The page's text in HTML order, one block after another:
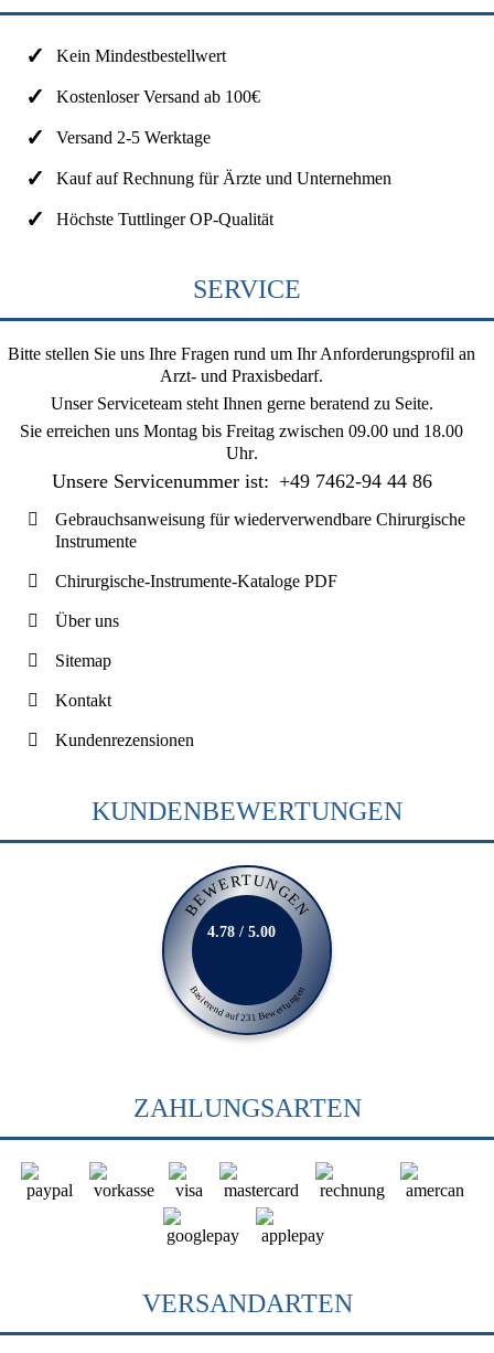
Kein Mindestbestellwert
Kostenloser Versand ab 100€
Versand 2-5 Werktage
Kauf auf Rechnung für Ärzte und Unternehmen
Höchste Tuttlinger OP-Qualität
SERVICE
Bitte stellen Sie uns Ihre Fragen rund um Ihr Anforderungsprofil an
Arzt- und Praxisbedarf.
Unser Serviceteam steht Ihnen gerne beratend zu Seite.
Sie erreichen uns Montag bis Freitag zwischen 09.00 und 18.00
Uhr.
Unsere Servicenummer ist: +49 7462-94 44 86
Gebrauchsanweisung für wiederverwendbare Chirurgische
Instrumente
Chirurgische-Instrumente-Kataloge PDF
Über uns
Sitemap
Kontakt
Kundenrezensionen
KUNDENBEWERTUNGEN
BEWERTUNGEN
Basierend auf 231 Bewertungen
4.78 / 5.00
ZAHLUNGSARTEN
VERSANDARTEN